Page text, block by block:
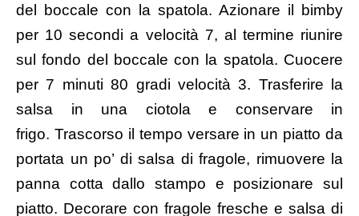
del boccale con la spatola. Azionare il bimby
per 10 secondi a velocità 7, al termine riunire
sul fondo del boccale con la spatola. Cuocere
per 7 minuti 80 gradi velocità 3. Trasferire la
salsa in una ciotola e conservare in
frigo. Trascorso il tempo versare in un piatto da
portata un po’ di salsa di fragole, rimuovere la
panna cotta dallo stampo e posizionare sul
piatto. Decorare con fragole fresche e salsa di